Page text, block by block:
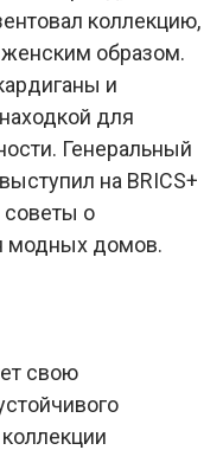
коллекцию,
образом.
и
для
Генеральный
на BRICS+
советы о
модных домов.
свою
коллекции